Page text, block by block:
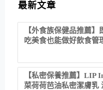
最新文章
【外食族保健品推薦
吃美食也能做好飲食管
【私密保養推薦】LIP
菜荷荷芭油私密潔膚乳